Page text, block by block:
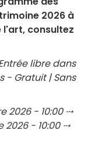
2026 à
consultez
libre dans
- Gratuit | Sans
2026 - 10:00 ⤏
2026 - 10:00 ⤏